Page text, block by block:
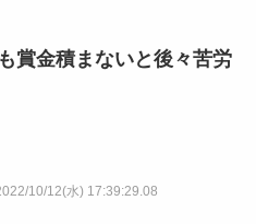
賞金積まないと後々苦労
10/12(水) 17:39:29.08